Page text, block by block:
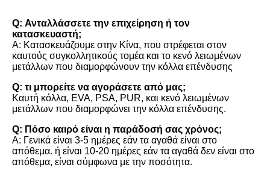
Q: Ανταλλάσσετε την επιχείρηση ή τον
κατασκευαστή;
Α: Κατασκευάζουμε στην Κίνα, που στρέφεται στον
καυτούς συγκολλητικούς τομέα και το κενό λειωμένων
μετάλλων που διαμορφώνουν την κόλλα επένδυσης
Q: τι μπορείτε να αγοράσετε από μας;
Καυτή κόλλα, EVA, PSA, PUR, και κενό λειωμένων
μετάλλων που διαμορφώνει την κόλλα επένδυσης.
Q: Πόσο καιρό είναι η παράδοσή σας χρόνος;
Α: Γενικά είναι 3-5 ημέρες εάν τα αγαθά είναι στο
απόθεμα. ή είναι 10-20 ημέρες εάν τα αγαθά δεν είναι στο
απόθεμα, είναι σύμφωνα με την ποσότητα.